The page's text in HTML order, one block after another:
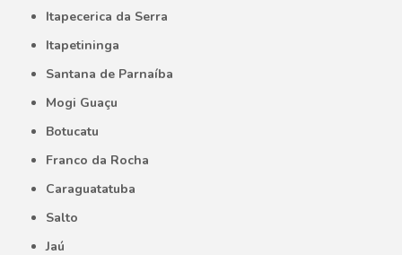
Itapecerica da Serra
Itapetininga
Santana de Parnaíba
Mogi Guaçu
Botucatu
Franco da Rocha
Caraguatatuba
Salto
Jaú